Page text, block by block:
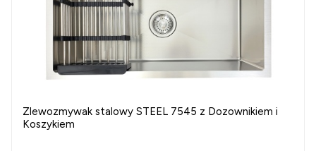
Zlewozmywak stalowy STEEL 7545 z Dozownikiem i
Koszykiem